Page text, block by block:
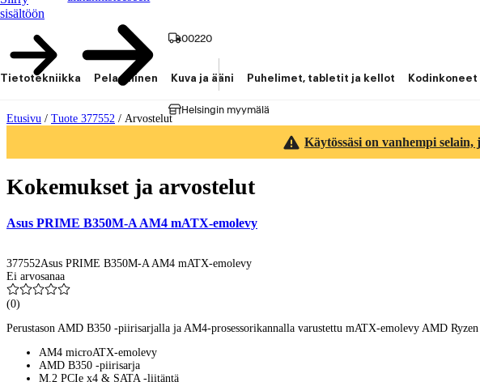
sisältöön
00220
Helsingin myymälä
Tietotekniikka Pelaaminen Kuva ja ääni Puhelimet, tabletit ja kellot Kodinkoneet
Etusivu / Tuote 377552 / Arvostelut
Käytössäsi on vanhempi
Kokemukset ja arvostelut
Asus PRIME B350M-A AM4 mATX-emolevy
377552Asus PRIME B350M-A AM4 mATX-emolevy
Ei arvosanaa
(0)
Perustason AMD B350 -piirisarjalla ja AM4-prosessorikannalla varustettu mATX-emolevy AMD
AM4 microATX-emolevy
AMD B350 -piirisarja
M.2 PCIe x4 & SATA -liitäntä